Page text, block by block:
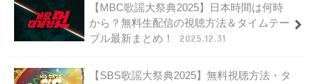
【MBC歌謡大祭典2025】日本時間は何時
から？無料生配信の視聴方法＆タイムテー
ブル最新まとめ！
2025.12.31
【SBS歌謡大祭典2025】無料視聴方法・タ